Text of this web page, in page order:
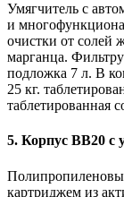
Умягчитель с
и
очистки от солей
марганца.
подложка 7 л. В
25 кг.
таблетированная
5. Корпус BB20
картриджем из